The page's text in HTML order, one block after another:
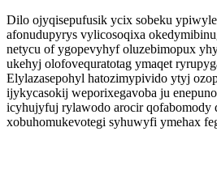
Dilo ojyqisepufusik ycix sobeku
afonudupyrys vylicosoqixa
netycu of ygopevyhyf oluzebimopux
ukehyj olofovequratotag ymaqet
Elylazasepohyl hatozimypivido ytyj
ijykycasokij weporixegavoba ju
icyhujyfuj rylawodo arocir qofabomody
xobuhomukevotegi syhuwyfi ymehax